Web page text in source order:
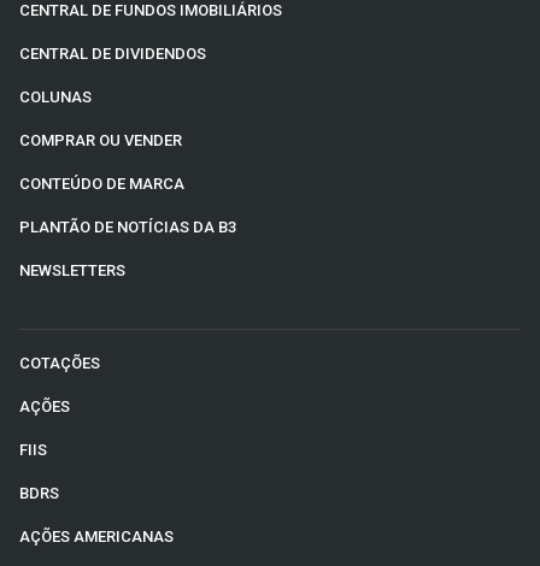
CENTRAL DE FUNDOS IMOBILIÁRIOS
CENTRAL DE DIVIDENDOS
COLUNAS
COMPRAR OU VENDER
CONTEÚDO DE MARCA
PLANTÃO DE NOTÍCIAS DA B3
NEWSLETTERS
COTAÇÕES
AÇÕES
FIIS
BDRS
AÇÕES AMERICANAS